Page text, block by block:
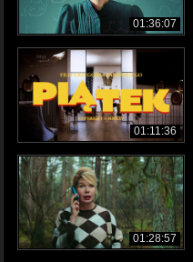
01:36:07
01:11:36
01:28:57